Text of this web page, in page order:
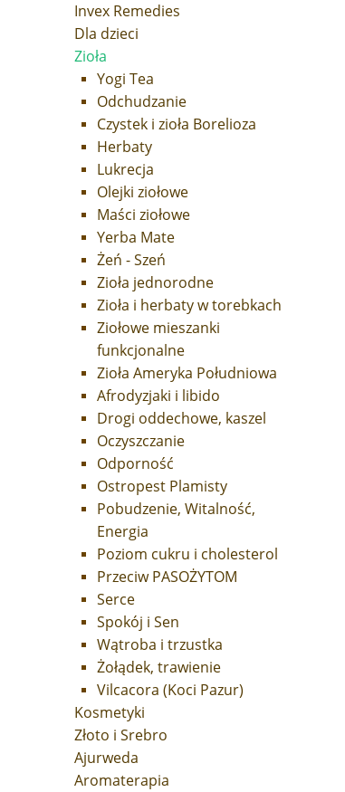
Invex Remedies
Dla dzieci
Zioła
Yogi Tea
Odchudzanie
Czystek i zioła Borelioza
Herbaty
Lukrecja
Olejki ziołowe
Maści ziołowe
Yerba Mate
Żeń - Szeń
Zioła jednorodne
Zioła i herbaty w torebkach
Ziołowe mieszanki
funkcjonalne
Zioła Ameryka Południowa
Afrodyzjaki i libido
Drogi oddechowe, kaszel
Oczyszczanie
Odporność
Ostropest Plamisty
Pobudzenie, Witalność,
Energia
Poziom cukru i cholesterol
Przeciw PASOŻYTOM
Serce
Spokój i Sen
Wątroba i trzustka
Żołądek, trawienie
Vilcacora (Koci Pazur)
Kosmetyki
Złoto i Srebro
Ajurweda
Aromaterapia